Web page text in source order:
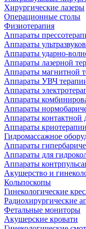
Хирургические лазеры
Операционные столы
Физиотерапия
Аппараты
Аппараты
Аппараты ударно-
Аппараты лазерной
Аппараты магнитной
Аппараты УВЧ
Аппараты
Аппараты
Аппараты
Аппараты контактной
Аппараты криотерапии
Гидромассажное
Аппараты
Аппараты для
Аппараты
Акушерство и
Кольпоскопы
Гинекологические
Радиохирургические
Фетальные мониторы
Акушерские кровати